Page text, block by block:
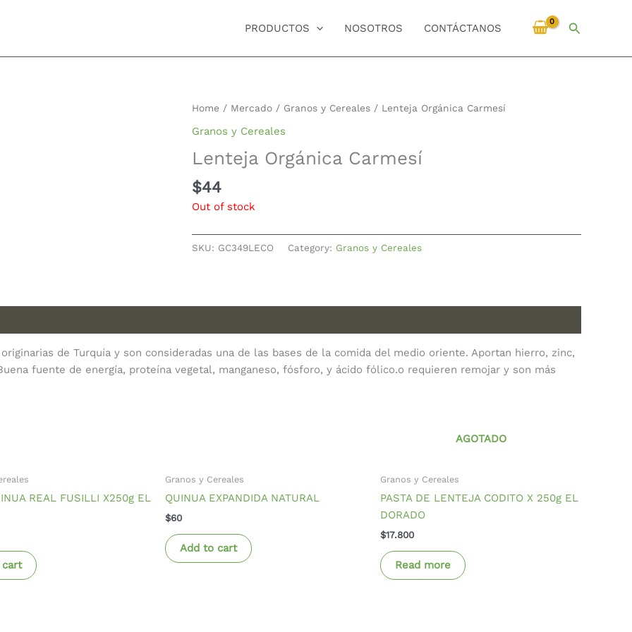
PRODUCTOS NOSOTROS CONTÁCTANOS Buscar
Home / Mercado / Granos y Cereales / Lenteja Orgánica Carmesí
Granos y Cereales
Lenteja Orgánica Carmesí
$44
Out of stock
SKU: GC349LECO Category: Granos y Cereales
de Turquía y son consideradas una de las bases de la comida del medio oriente. Aportan hierro, zinc,
fuente de energía, proteína vegetal, manganeso, fósforo, y ácido fólico.o requieren remojar y son más
REAL FUSILLI X250g EL
Granos y Cereales
QUINUA EXPANDIDA NATURAL
$60
Add to cart
AGOTADO
Granos y Cereales
PASTA DE LENTEJA CODITO X 250g EL
DORADO
$17.800
Read more